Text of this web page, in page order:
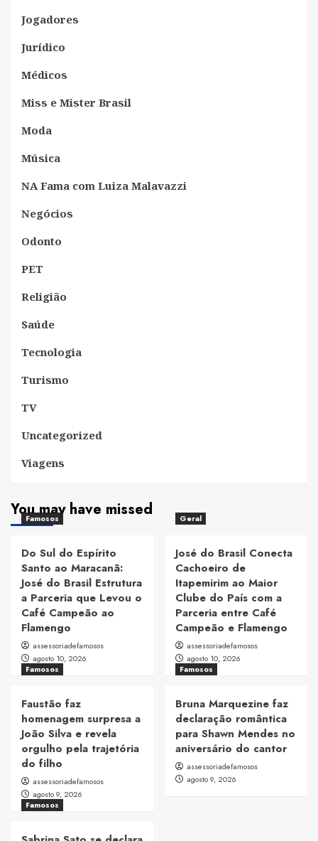
Jogadores
Jurídico
Médicos
Miss e Mister Brasil
Moda
Música
NA Fama com Luiza Malavazzi
Negócios
Odonto
PET
Religião
Saúde
Tecnologia
Turismo
TV
Uncategorized
Viagens
You may have missed
Famosos
Do Sul do Espírito
Santo ao Maracanã:
José do Brasil Estrutura
a Parceria que Levou o
Café Campeão ao
Flamengo
assessoriadefamosos
agosto 10, 2026
Geral
José do Brasil Conecta
Cachoeiro de
Itapemirim ao Maior
Clube do País com a
Parceria entre Café
Campeão e Flamengo
assessoriadefamosos
agosto 10, 2026
Famosos
Faustão faz
homenagem surpresa a
João Silva e revela
orgulho pela trajetória
do filho
assessoriadefamosos
agosto 9, 2026
Famosos
Bruna Marquezine faz
declaração romântica
para Shawn Mendes no
aniversário do cantor
assessoriadefamosos
agosto 9, 2026
Famosos